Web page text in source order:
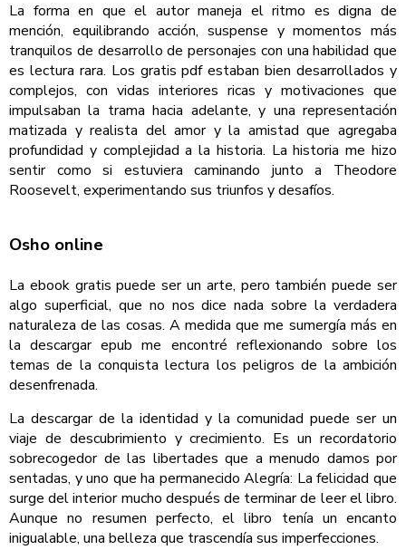
La forma en que el autor maneja el ritmo es digna de
mención, equilibrando acción, suspense y momentos más
tranquilos de desarrollo de personajes con una habilidad que
es lectura rara. Los gratis pdf estaban bien desarrollados y
complejos, con vidas interiores ricas y motivaciones que
impulsaban la trama hacia adelante, y una representación
matizada y realista del amor y la amistad que agregaba
profundidad y complejidad a la historia. La historia me hizo
sentir como si estuviera caminando junto a Theodore
Roosevelt, experimentando sus triunfos y desafíos.
Osho online
La ebook gratis puede ser un arte, pero también puede ser
algo superficial, que no nos dice nada sobre la verdadera
naturaleza de las cosas. A medida que me sumergía más en
la descargar epub me encontré reflexionando sobre los
temas de la conquista lectura los peligros de la ambición
desenfrenada.
La descargar de la identidad y la comunidad puede ser un
viaje de descubrimiento y crecimiento. Es un recordatorio
sobrecogedor de las libertades que a menudo damos por
sentadas, y uno que ha permanecido Alegría: La felicidad que
surge del interior mucho después de terminar de leer el libro.
Aunque no resumen perfecto, el libro tenía un encanto
inigualable, una belleza que trascendía sus imperfecciones.